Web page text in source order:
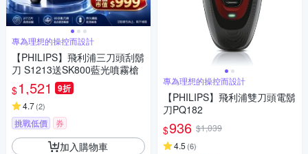
專為理想的操控而設計
【PHILIPS】飛利浦三刀頭刮鬍
刀 S1213送SK800藍光噴霧槍
$1,521 9折
4.7(2)
挑戰低價 券
加入購物車
專為理想的操控而設計
【PHILIPS】飛利浦雙刀頭電鬍
刀PQ182
$936 $1,039
4.5 (6)